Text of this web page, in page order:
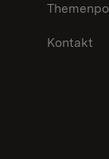
Kontakt